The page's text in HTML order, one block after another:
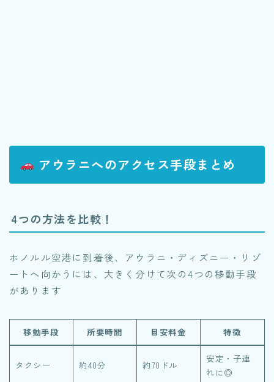
アウラニへのアクセス手段まとめ
4つの方法を比較！
ホノルル空港に到着後、アウラニ・ディズニー・リゾ
ートへ向かうには、大きく分けて次の4つの移動手段
があります
移動手段 所要時間 目安料金 特徴
タクシー 約40分 約70ドル
安定・子連
れに◎